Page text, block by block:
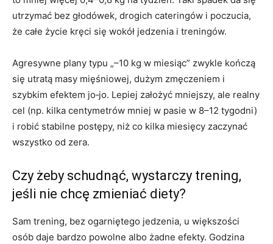
utrzymać bez głodówek, drogich cateringów i poczucia,
że całe życie kręci się wokół jedzenia i treningów.
Agresywne plany typu „–10 kg w miesiąc” zwykle kończą
się utratą masy mięśniowej, dużym zmęczeniem i
szybkim efektem jo‑jo. Lepiej założyć mniejszy, ale realny
cel (np. kilka centymetrów mniej w pasie w 8–12 tygodni)
i robić stabilne postępy, niż co kilka miesięcy zaczynać
wszystko od zera.
Czy żeby schudnąć, wystarczy trening,
jeśli nie chcę zmieniać diety?
Sam trening, bez ogarniętego jedzenia, u większości
osób daje bardzo powolne albo żadne efekty. Godzina